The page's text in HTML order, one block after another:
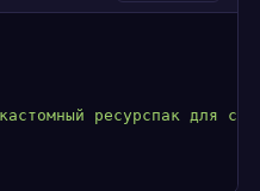
ресурспак для